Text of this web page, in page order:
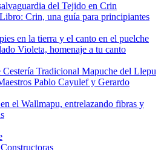
del Tejido en Crin
Crin, una guía para principiantes
en la tierra y el canto en el puelche
Violeta, homenaje a tu canto
Cestería Tradicional Mapuche del Llepu
Pablo Cayulef y Gerardo
el Wallmapu, entrelazando fibras y